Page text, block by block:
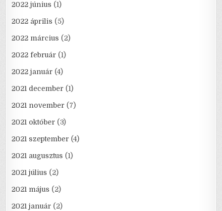
2022 június (1)
2022 április (5)
2022 március (2)
2022 február (1)
2022 január (4)
2021 december (1)
2021 november (7)
2021 október (3)
2021 szeptember (4)
2021 augusztus (1)
2021 július (2)
2021 május (2)
2021 január (2)